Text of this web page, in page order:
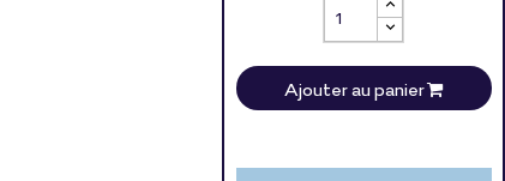
Ajouter au panier